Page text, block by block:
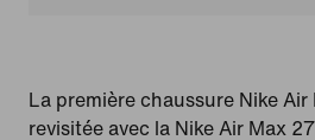
La première chaussure Nike
revisitée avec la Nike Air Max